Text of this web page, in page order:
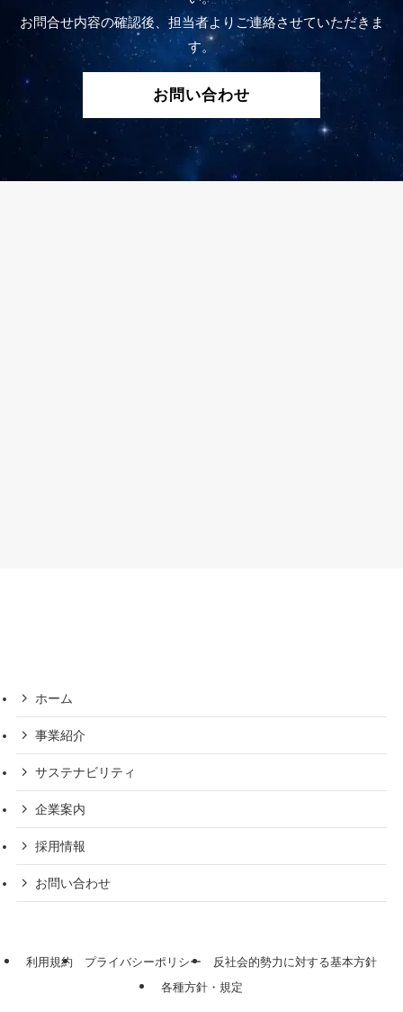
お問合せ内容の確認後、担当者よりご連絡させていただきま
す。
お問い合わせ
ホーム
事業紹介
サステナビリティ
企業案内
採用情報
お問い合わせ
利用規約 プライバシーポリシー
反社会的勢力に対する基本方針
各種方針・規定